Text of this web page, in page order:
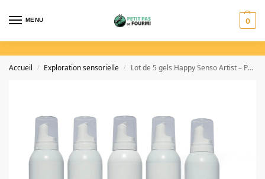
MENU 0
Accueil / Exploration sensorielle / Lot de 5 gels Happy Senso Artist – Pack professionnel coloré